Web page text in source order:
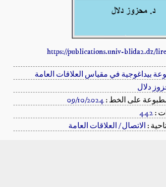
https://publications.univ-blida2.dz/
بيداغوجية في مقياس العلاقات العامة
دلال
على الخط : 09/10/2024
:
442
: الاتصال / العلاقات العامة